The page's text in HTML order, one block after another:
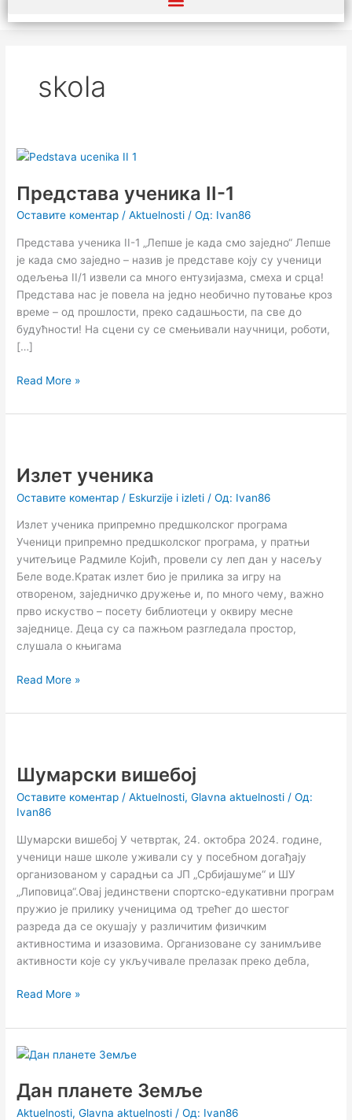
skola
Представа ученика II-1
Оставите коментар /Aktuelnosti / Од: Ivan86
Представа ученика II-1 „Лепше је када смо заједно“ Лепше
је када смо заједно – назив је представе коју су ученици
одељења II/1 извели са много ентузијазма, смеха и срца!
Представа нас је повела на једно необично путовање кроз
време – од прошлости, преко садашњости, па све до
будућности! На сцени су се смењивали научници, роботи,
[…]
Представа
II-
Read More »
Излет ученика
Оставите коментар / Eskurzije i izleti / Од: Ivan86
Излет ученика припремно предшколског програма
Ученици припремно предшколског програма, у пратњи
учитељице Радмиле Којић, провели су леп дан у насељу
Беле воде.Кратак излет био је прилика за игру на
отвореном, заједничко дружење и, по много чему, важно
прво искуство – посету библиотеци у оквиру месне
заједнице. Деца су са пажњом разгледала простор,
слушала о књигама
Read More »
Шумарски вишебој
Оставите коментар /Aktuelnosti,Glavna aktuelnosti / Од:
Ivan86
Шумарски вишебој У четвртак, 24. октобра 2024. године,
ученици наше школе уживали су у посебном догађају
организованом у сарадњи са ЈП „Србијашуме“ и ШУ
„Липовица“.Овај јединствени спортско-едукативни програм
пружио је прилику ученицима од трећег до шестог
разреда да се окушају у различитим физичким
активностима и изазовима. Организоване су занимљиве
активности које су укључивале прелазак преко дебла,
Read More »
Дан планете Земље
Aktuelnosti,Glavna aktuelnosti / Од: Ivan86
Дан
Земље